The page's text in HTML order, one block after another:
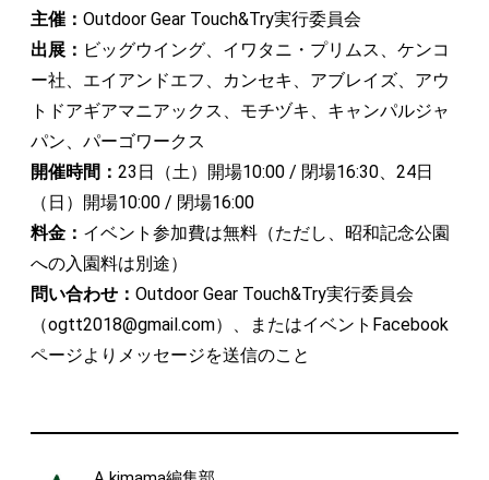
主催： Outdoor Gear Touch&Try実行委員会
出展： ビッグウイング、イワタニ・プリムス、ケンコ
ー社、エイアンドエフ、カンセキ、アブレイズ、アウ
トドアギアマニアックス、モチヅキ、キャンパルジャ
パン、パーゴワークス
開催時間： 23日（土）開場10:00 / 閉場16:30、24日
（日）開場10:00 / 閉場16:00
料金： イベント参加費は無料（ただし、昭和記念公園
への入園料は別途）
問い合わせ： Outdoor Gear Touch&Try実行委員会
（ogtt2018@gmail.com）、またはイベントFacebook
ページよりメッセージを送信のこと